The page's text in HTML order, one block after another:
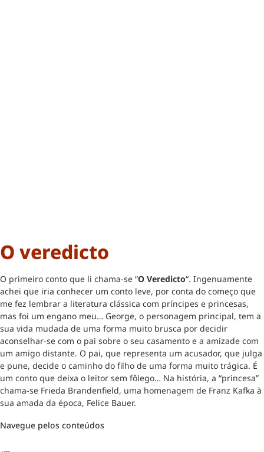
O veredicto
O primeiro conto que li chama-se “O Veredicto“. Ingenuamente
achei que iria conhecer um conto leve, por conta do começo que
me fez lembrar a literatura clássica com príncipes e princesas,
mas foi um engano meu… George, o personagem principal, tem a
sua vida mudada de uma forma muito brusca por decidir
aconselhar-se com o pai sobre o seu casamento e a amizade com
um amigo distante. O pai, que representa um acusador, que julga
e pune, decide o caminho do filho de uma forma muito trágica. É
um conto que deixa o leitor sem fôlego… Na história, a “princesa”
chama-se Frieda Brandenfield, uma homenagem de Franz Kafka à
sua amada da época, Felice Bauer.
Navegue pelos conteúdos